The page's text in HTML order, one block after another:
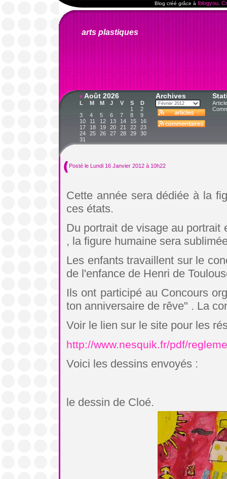
Blog créé grâce à Iblogyou
arts plastiques
« Août 2026
L M M J V S
D
1
2
3
4 5 6 7 8
9
10
11 12 13 14 15
16
17
18 19 20 21 22
23
24
25 26 27 28 29
30
31
Archives
Posté le Lundi 16 Janvier 2012 à 10h22
Cette année sera dédiée à la
ces états.
Du portrait de visage au portrait
, la figure humaine sera
Les enfants travaillent sur le
de l'enfance de Henri de
Ils ont participé au Concours
ton anniversaire de rêve" . La
Voir le lien sur le site pour les
http://www.nesquik.fr/pdf/
Voici les dessins envoyés :
le dessin de Cloé.